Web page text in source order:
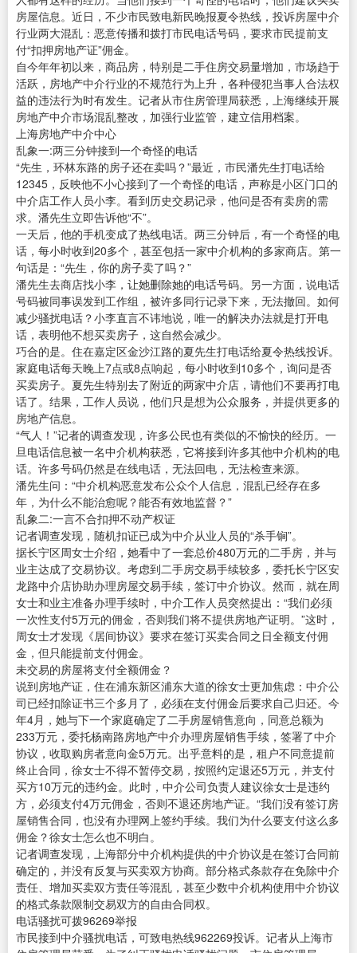
房屋信息。近日，不少市民致电新民晚报夏令热线，投诉房屋中介
行业两大混乱：恶意传播和拨打市民电话号码，要求市民提前支
付“扣押房地产证”佣金。
自今年年初以来，商品房，特别是二手住房交易量增加，市场趋于
活跃，房地产中介行业的不规范行为上升，各种侵犯当事人合法权
益的违法行为时有发生。记者从市住房管理局获悉，上海继续开展
房地产中介市场混乱整改，加强行业监管，建立信用档案。
上海房地产中介中心
乱象一:两三分钟接到一个奇怪的电话
“先生，环林东路的房子还在卖吗？”最近，市民潘先生打电话给
12345，反映他不小心接到了一个奇怪的电话，声称是小区门口的
中介店工作人员小李。看到历史交易记录，他问是否有卖房的需
求。潘先生立即告诉他“不”。
一天后，他的手机变成了热线电话。两三分钟后，有一个奇怪的电
话，每小时收到20多个，甚至包括一家中介机构的多家商店。第一
句话是：“先生，你的房子卖了吗？”
潘先生去商店找小李，让她删除她的电话号码。另一方面，说电话
号码被同事误发到工作组，被许多同行记录下来，无法撤回。如何
减少骚扰电话？小李直言不讳地说，唯一的解决办法就是打开电
话，表明他不想买卖房子，这自然会减少。
巧合的是。住在嘉定区金沙江路的夏先生打电话给夏令热线投诉。
家庭电话每天晚上7点或8点响起，每小时收到10多个，询问是否
买卖房子。夏先生特别去了附近的两家中介店，请他们不要再打电
话了。结果，工作人员说，他们只是想为公众服务，并提供更多的
房地产信息。
“气人！”记者的调查发现，许多公民也有类似的不愉快的经历。一
旦电话信息被一名中介机构获悉，它将接到许多其他中介机构的电
话。许多号码仍然是在线电话，无法回电，无法检查来源。
潘先生问：“中介机构恶意发布公众个人信息，混乱已经存在多
年，为什么不能治愈呢？能否有效地监督？”
乱象二:一言不合扣押不动产权证
记者调查发现，随机扣证已成为中介从业人员的“杀手锏”。
据长宁区周女士介绍，她看中了一套总价480万元的二手房，并与
业主达成了交易协议。考虑到二手房交易手续较多，委托长宁区安
龙路中介店协助办理房屋交易手续，签订中介协议。然而，就在周
女士和业主准备办理手续时，中介工作人员突然提出：“我们必须
一次性支付5万元的佣金，否则我们将不提供房地产证明。”这时，
周女士才发现《居间协议》要求在签订买卖合同之日全额支付佣
金，但只能提前支付佣金。
未交易的房屋将支付全额佣金？
说到房地产证，住在浦东新区浦东大道的徐女士更加焦虑：中介公
司已经扣除证书三个多月了，必须在支付佣金后要求自己归还。今
年4月，她与下一个家庭确定了二手房屋销售意向，同意总额为
233万元，委托杨南路房地产中介办理房屋销售手续，签署了中介
协议，收取购房者意向金5万元。出乎意料的是，租户不同意提前
终止合同，徐女士不得不暂停交易，按照约定退还5万元，并支付
买方10万元的违约金。此时，中介公司负责人建议徐女士是违约
方，必须支付4万元佣金，否则不退还房地产证。“我们没有签订房
屋销售合同，也没有办理网上签约手续。我们为什么要支付这么多
佣金？徐女士怎么也不明白。
记者调查发现，上海部分中介机构提供的中介协议是在签订合同前
确定的，并没有反复与买卖双方协商。部分格式条款存在免除中介
责任、增加买卖双方责任等混乱，甚至少数中介机构使用中介协议
的格式条款限制交易双方的自由合同权。
电话骚扰可拨96269举报
市民接到中介骚扰电话，可致电热线962269投诉。记者从上海市